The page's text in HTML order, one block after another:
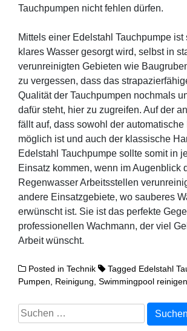
Tauchpumpen nicht fehlen dürfen.
Mittels einer Edelstahl Tauchpumpe ist
klares Wasser gesorgt wird, selbst in
verunreinigten Gebieten wie
zu vergessen, dass das
Qualität der Tauchpumpen nochmals
dafür steht, hier zu zugreifen. Auf der
fällt auf, dass sowohl der automatische
möglich ist und auch der klassische
Edelstahl Tauchpumpe sollte somit in
Einsatz kommen, wenn im Augenblick
Regenwasser Arbeitsstellen
andere Einsatzgebiete, wo sauberes
erwünscht ist. Sie ist das perfekte
professionellen Wachmann, der viel
Arbeit wünscht.
Posted in Technik Tagged Edelstahl
Pumpen
Reinigung Swimmingpool reinigen
Suchen
nach: